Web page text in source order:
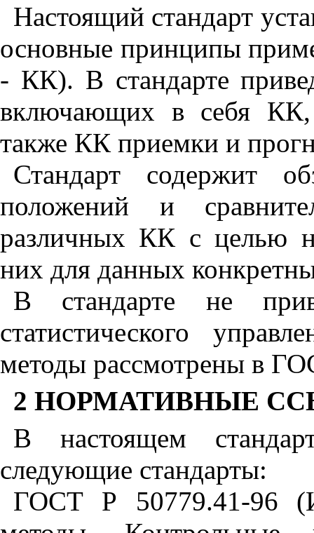
Настоящий стандарт
основные принципы
- КК). В стандарте
включающих в себя
также КК приемки и
Стандарт содержит
положений и
различных КК с целью
них для данных
В стандарте не
статистического
методы рассмотрены в
2 НОРМАТИВНЫЕ
В настоящем
следующие стандарты:
ГОСТ Р 50779.41-96